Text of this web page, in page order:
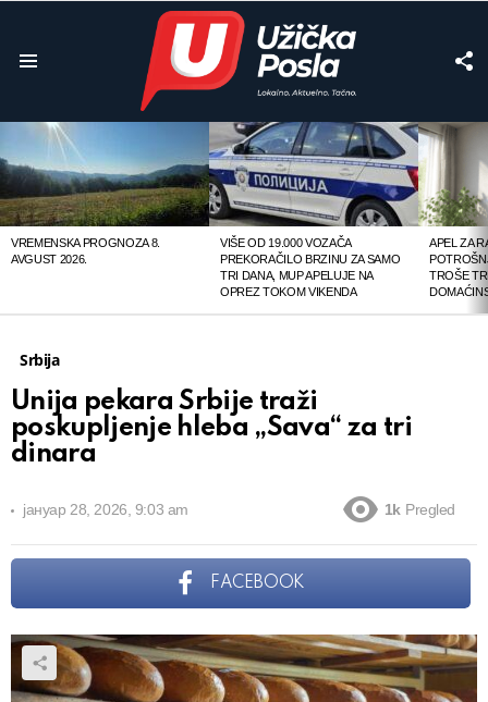
STORIES
VREMENSKA PROGNOZA 8.
AVGUST 2026.
VIŠE OD 19.000 VOZAČA
PREKORAČILO BRZINU ZA SAMO
TRI DANA, MUP APELUJE NA
OPREZ TOKOM VIKENDA
APEL ZA
TROŠE
Srbija
Unija pekara Srbije traži
poskupljenje hleba „Sava“ za tri
dinara
јануар 28, 2026, 9:03 am 1k Pregled
FACEBOOK